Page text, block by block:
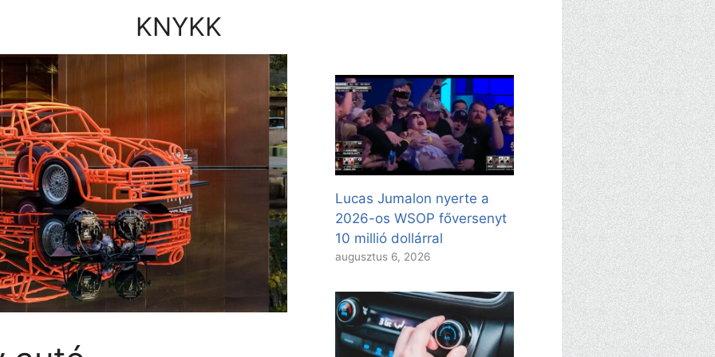
KNYKK
Lucas Jumalon nyerte a
2026-os WSOP főversenyt
10 millió dollárral
augusztus 6, 2026